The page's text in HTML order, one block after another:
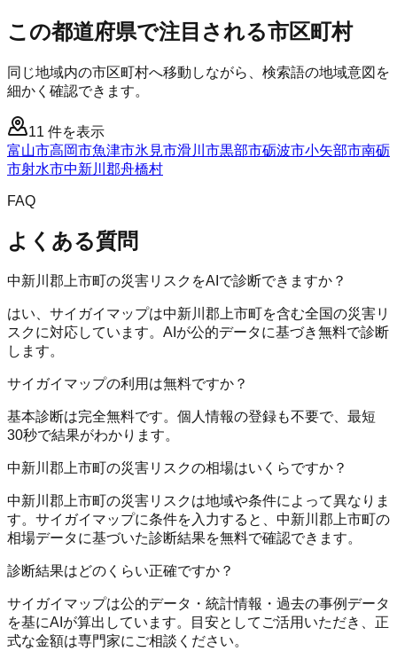
この都道府県で注目される市区町村
同じ地域内の市区町村へ移動しながら、検索語の地域意図を
細かく確認できます。
11 件を表示
富山市高岡市魚津市氷見市滑川市黒部市砺波市小矢部市南砺
市射水市中新川郡舟橋村
FAQ
よくある質問
中新川郡上市町の災害リスクをAIで診断できますか？
はい、サイガイマップは中新川郡上市町を含む全国の災害リ
スクに対応しています。AIが公的データに基づき無料で診断
します。
サイガイマップの利用は無料ですか？
基本診断は完全無料です。個人情報の登録も不要で、最短
30秒で結果がわかります。
中新川郡上市町の災害リスクの相場はいくらですか？
中新川郡上市町の災害リスクは地域や条件によって異なりま
す。サイガイマップに条件を入力すると、中新川郡上市町の
相場データに基づいた診断結果を無料で確認できます。
診断結果はどのくらい正確ですか？
サイガイマップは公的データ・統計情報・過去の事例データ
を基にAIが算出しています。目安としてご活用いただき、正
式な金額は専門家にご相談ください。